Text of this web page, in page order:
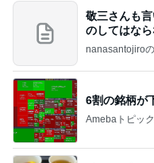
敬三さんも
のしてはな
のよ
nanasantojiro
6割の銘柄が
Amebaトピッ